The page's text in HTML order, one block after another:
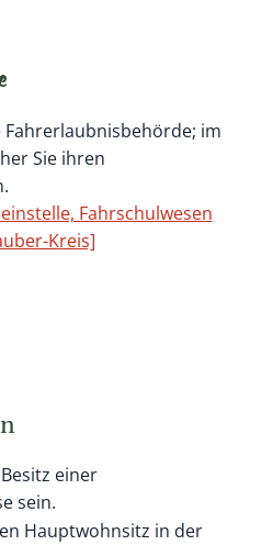
Fahrerlaubnisbehörde; im
Sie ihren
Fahrschulwesen
Kreis]
einer
sein.
Hauptwohnsitz in der